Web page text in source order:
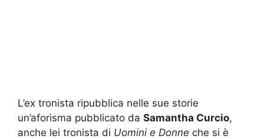
L’ex tronista ripubblica nelle sue storie
un’aforisma pubblicato da Samantha Curcio,
anche lei tronista di Uomini e Donne che si è